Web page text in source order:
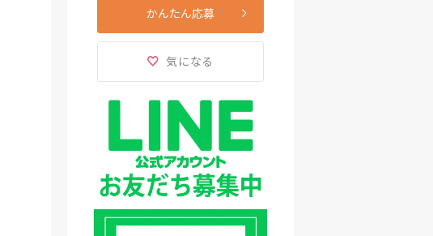
かんたん応募
気になる